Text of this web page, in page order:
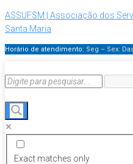
ASSUFSM | Associação dos
Santa Maria
Horário de atendimento: Seg – Sex:
Exact matches only